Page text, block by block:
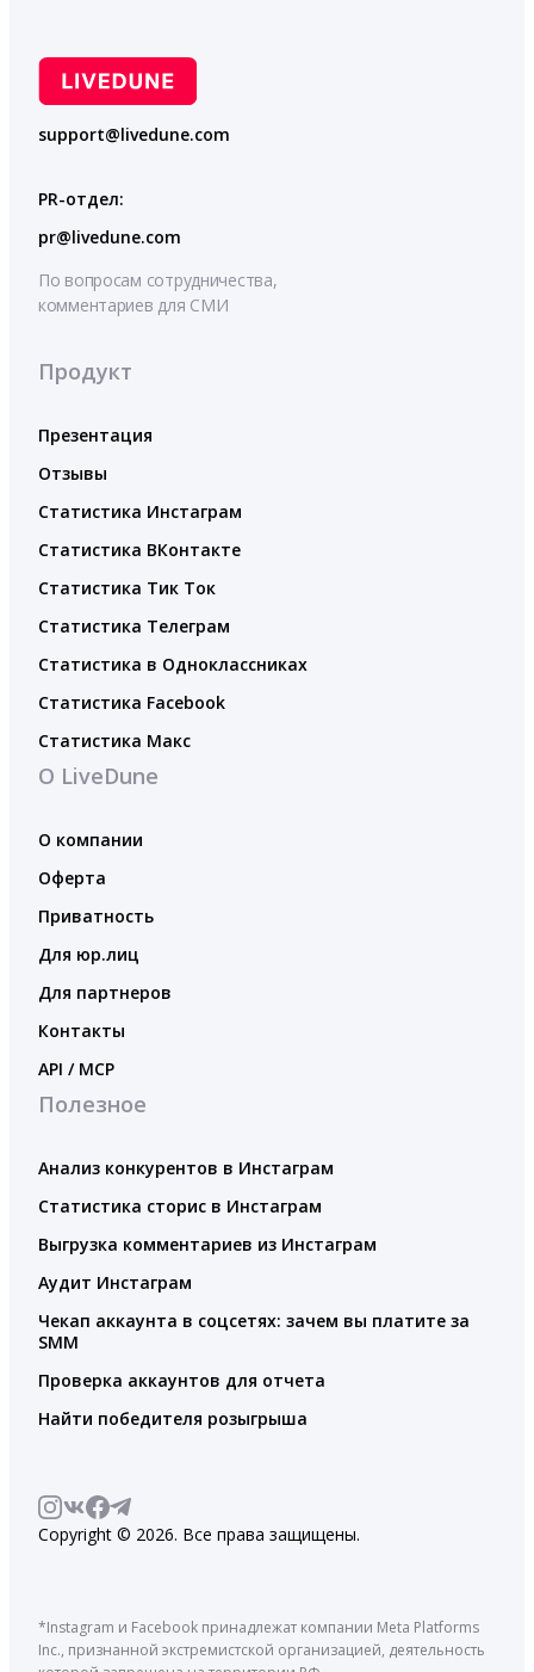
support@livedune.com
PR-отдел:
pr@livedune.com
По вопросам сотрудничества,
комментариев для СМИ
Продукт
Презентация
Отзывы
Статистика Инстаграм
Статистика ВКонтакте
Статистика Тик Ток
Статистика Телеграм
Статистика в Одноклассниках
Статистика Facebook
Статистика Макс
О LiveDune
О компании
Оферта
Приватность
Для юр.лиц
Для партнеров
Контакты
API / MCP
Полезное
Анализ конкурентов в Инстаграм
Статистика сторис в Инстаграм
Выгрузка комментариев из Инстаграм
Аудит Инстаграм
Чекап аккаунта в соцсетях: зачем вы платите за
SMM
Проверка аккаунтов для отчета
Найти победителя розыгрыша
Copyright © 2026. Все права защищены.
*Instagram и Facebook принадлежат компании Meta Platforms
Inc., признанной экстремистской организацией, деятельность